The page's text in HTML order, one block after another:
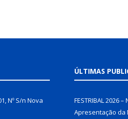
Nº S/n Nova
ÚLTIMAS
FESTRIBAL 2026
Apresentação da